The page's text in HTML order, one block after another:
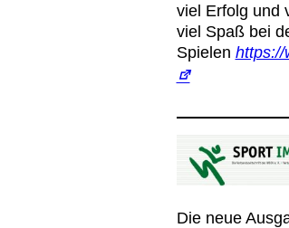
viel Erfolg und
viel Spaß bei
Spielen https://
Die neue